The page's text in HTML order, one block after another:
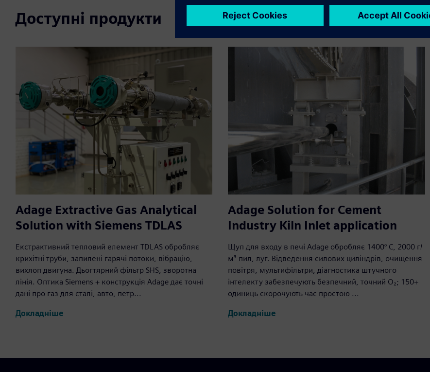
Доступні продукти
Adage Extractive Gas Analytical
Solution with Siemens TDLAS
Екстрактивний тепловий елемент TDLAS обробляє
крихітні труби, запилені гарячі потоки, вібрацію,
вихлоп двигуна. Дьогтярний фільтр SHS, зворотна
лінія. Оптика Siemens + конструкція Adage дає точні
дані про газ для сталі, авто, петр...
Докладніше
Adage Solution for Cement
Industry Kiln Inlet application
Щуп для входу в печі Adage обробляє 1400° C, 2000 г/
м³ пил, луг. Відведення силових циліндрів, очищення
повітря, мультифільтри, діагностика штучного
інтелекту забезпечують безпечний, точний О₂; 150+
одиниць скорочують час простою ...
Докладніше